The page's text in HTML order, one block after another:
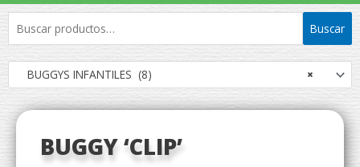
Buscar
por:
Buscar
×
BUGGYS INFANTILES (8)
BUGGY ‘CLIP’